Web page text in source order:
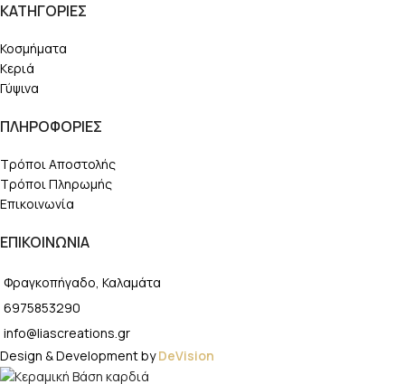
ΚΑΤΗΓΟΡΙΕΣ
Κοσμήματα
Κεριά
Γύψινα
ΠΛΗΡΟΦΟΡΙΕΣ
Τρόποι Αποστολής
Τρόποι Πληρωμής
Επικοινωνία
ΕΠΙΚΟΙΝΩΝΙΑ
Φραγκοπήγαδο, Καλαμάτα
6975853290
info@liascreations.gr
Design & Development byDeVision